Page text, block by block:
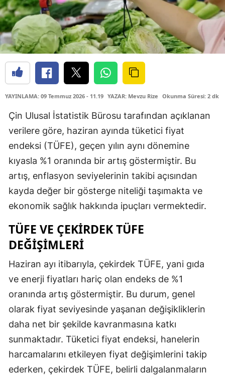
YAYINLAMA: 09 Temmuz 2026 - 11.19 YAZAR: Mevzu Rize Okunma Süresi: 2 dk
Çin Ulusal İstatistik Bürosu tarafından açıklanan
verilere göre, haziran ayında tüketici fiyat
endeksi (TÜFE), geçen yılın aynı dönemine
kıyasla %1 oranında bir artış göstermiştir. Bu
artış, enflasyon seviyelerinin takibi açısından
kayda değer bir gösterge niteliği taşımakta ve
ekonomik sağlık hakkında ipuçları vermektedir.
TÜFE VE ÇEKIRDEK TÜFE
DEĞIŞIMLERI
Haziran ayı itibarıyla, çekirdek TÜFE, yani gıda
ve enerji fiyatları hariç olan endeks de %1
oranında artış göstermiştir. Bu durum, genel
olarak fiyat seviyesinde yaşanan değişikliklerin
daha net bir şekilde kavranmasına katkı
sunmaktadır. Tüketici fiyat endeksi, hanelerin
harcamalarını etkileyen fiyat değişimlerini takip
ederken, çekirdek TÜFE, belirli dalgalanmaların